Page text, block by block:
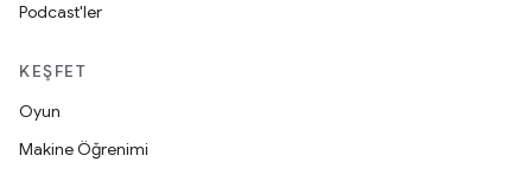
Podcast'ler
KEŞFET
Oyun
Makine Öğrenimi